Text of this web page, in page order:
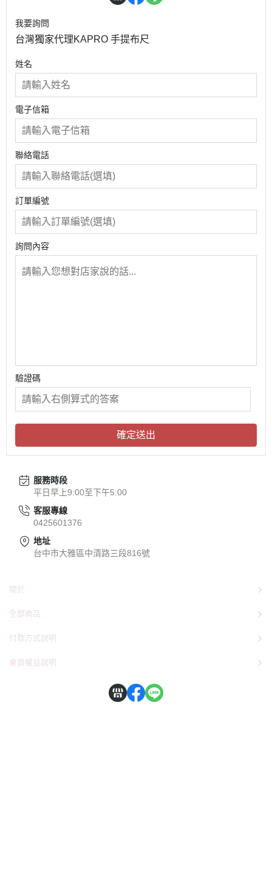
我要詢問
台灣獨家代理KAPRO 手提布尺
姓名
電子信箱
聯絡電話
訂單編號
詢問內容
驗證碼
確定送出
服務時段
平日早上9:00至下午5:00
客服專線
0425601376
地址
台中市大雅區中清路三段816號
關於
全部商品
付款方式說明
會員權益說明